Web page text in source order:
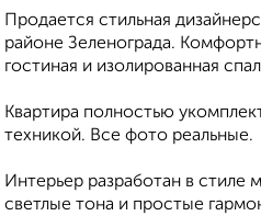
Продается стильная
районе Зеленограда.
гостиная и изолированная
Квартира полностью
техникой. Все фото реальные.
Интерьер разработан в стиле
светлые тона и простые